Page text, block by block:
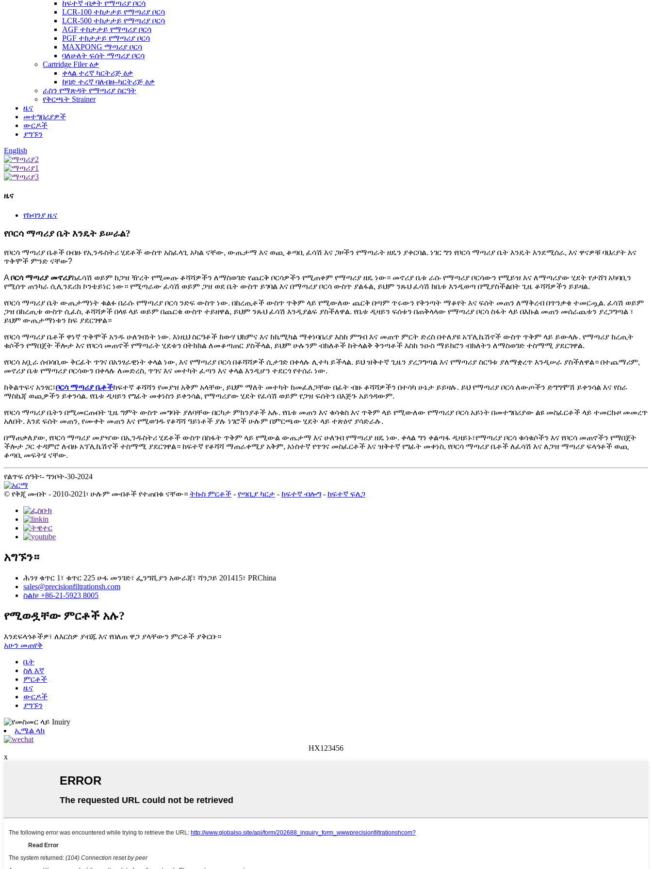
ከፍተኛ ብቃት የማጣሪያ ቦርሳ
LCR-100 ተከታታይ የማጣሪያ ቦርሳ
LCR-500 ተከታታይ የማጣሪያ ቦርሳ
AGF ተከታታይ የማጣሪያ ቦርሳ
PGF ተከታታይ የማጣሪያ ቦርሳ
MAXPONG ማጣሪያ ቦርሳ
ባለሁለት ፍሰት ማጣሪያ ቦርሳ
Cartridge Filer ዕቃ
ቀላል ተረኛ ካርትሪጅ ዕቃ
ከባድ ተረኛ ባለብዙ-ካርትሪጅ ዕቃ
ራስን የማጽዳት የማጣሪያ ስርዓት
የቅርጫት Strainer
ዜና
መተግበሪያዎች
ውርዶች
ያግኙን
English
ዜና
የኩባንያ ዜና
የቦርሳ ማጣሪያ ቤት እንዴት ይሠራል?
የቦርሳ ማጣሪያ ቤቶች በብዙ የኢንዱስትሪ ሂደቶች ውስጥ አስፈላጊ አካል ናቸው, ውጤታማ እና ወጪ ቆጣቢ ፈሳሽ እና ጋዞችን የማጣራት ዘዴን ያቀርባል. ነገር ግን የቦርሳ ማጣሪያ ቤት እንዴት እንደሚሰራ, እና ዋናዎቹ ባህሪያት እና
ጥቅሞች ምንድ ናቸው?
Aቦርሳ ማጣሪያ መኖሪያከፈሳሽ ወይም ከጋዝ ዥረት የሚመጡ ቆሻሻዎችን ለማስወገድ የጨርቅ ቦርሳዎችን የሚጠቀም የማጣሪያ ዘዴ ነው። መኖሪያ ቤቱ ራሱ የማጣሪያ ቦርሳውን የሚይዝ እና ለማጣሪያው ሂደት የታሸገ አካባቢን
የሚሰጥ ጠንካራ ሲሊንደሪክ ኮንቴይነር ነው። የሚጣራው ፈሳሽ ወይም ጋዝ ወደ ቤት ውስጥ ይገባል እና በማጣሪያ ቦርሳ ውስጥ ያልፋል, ይህም ንጹህ ፈሳሽ ከቤቱ እንዲወጣ በሚያስችልበት ጊዜ ቆሻሻዎችን ይይዛል.
የቦርሳ ማጣሪያ ቤት ውጤታማነት ቁልፉ በራሱ የማጣሪያ ቦርሳ ንድፍ ውስጥ ነው. በከረጢቶች ውስጥ ጥቅም ላይ የሚውለው ጨርቅ በጣም ጥሩውን የቅንጣት ማቆየት እና ፍሰት መጠን ለማቅረብ በጥንቃቄ ተመርጧል. ፈሳሽ ወይም
ጋዝ በከረጢቱ ውስጥ ሲፈስ, ቆሻሻዎች በላዩ ላይ ወይም በጨርቁ ውስጥ ተይዘዋል, ይህም ንጹህ ፈሳሽ እንዲያልፍ ያስችለዋል. የቤቱ ዲዛይን ፍሰቱን በጠቅላላው የማጣሪያ ቦርሳ ስፋት ላይ በእኩል መጠን መሰራጨቱን ያረጋግጣል ፣
ይህም ውጤታማነቱን ከፍ ያደርገዋል።
የቦርሳ ማጣሪያ ቤቶች ዋነኛ ጥቅሞች አንዱ ሁለገብነት ነው. እነዚህ ስርዓቶች ከውሃ ህክምና እና ከኬሚካል ማቀነባበሪያ እስከ ምግብ እና መጠጥ ምርት ድረስ በተለያዩ አፕሊኬሽኖች ውስጥ ጥቅም ላይ ይውላሉ. የማጣሪያ ከረጢት
ቁሶችን የማበጀት ችሎታ እና የቦርሳ መጠኖች የማጣራት ሂደቱን በትክክል ለመቆጣጠር ያስችላል, ይህም ሁሉንም ብክለቶች ከትላልቅ ቅንጣቶች እስከ ንዑስ ማይክሮን ብክለትን ለማስወገድ ተስማሚ ያደርገዋል.
የቦርሳ አቧራ ሰብሳቢው ቅርፊት ጥገና በአንፃራዊነት ቀላል ነው, እና የማጣሪያ ቦርሳ በቆሻሻዎች ሲታገድ በቀላሉ ሊተካ ይችላል. ይህ ዝቅተኛ ጊዜን ያረጋግጣል እና የማጣሪያ ስርዓቱ ያለማቋረጥ እንዲሠራ ያስችለዋል። በተጨማሪም,
መኖሪያ ቤቱ የማጣሪያ ቦርሳውን በቀላሉ ለመድረስ, ጥገና እና መተካት ፈጣን እና ቀላል እንዲሆን ተደርጎ የተሰራ ነው.
ከቅልጥፍና አንፃር፣ቦርሳ ማጣሪያ ቤቶችከፍተኛ ቆሻሻን የመያዝ አቅም አላቸው, ይህም ማለት መተካት ከመፈለጋቸው በፊት ብዙ ቆሻሻዎችን በተሳካ ሁኔታ ይይዛሉ. ይህ የማጣሪያ ቦርሳ ለውጦችን ድግግሞሽ ይቀንሳል እና የስራ
ማስኬጃ ወጪዎችን ይቀንሳል. የቤቱ ዲዛይን የግፊት መቀነስን ይቀንሳል, የማጣሪያው ሂደት የፈሳሽ ወይም የጋዝ ፍሰትን በእጅጉ አይጎዳውም.
የቦርሳ ማጣሪያ ቤትን በሚመርጡበት ጊዜ ግምት ውስጥ መግባት ያለባቸው በርካታ ምክንያቶች አሉ. የቤቱ መጠን እና ቁሳቁስ እና ጥቅም ላይ የሚውለው የማጣሪያ ቦርሳ አይነት በመተግበሪያው ልዩ መስፈርቶች ላይ ተመርኩዞ መመረጥ
አለበት. እንደ ፍሰት መጠን, የሙቀት መጠን እና የሚወገዱ የቆሻሻ ዓይነቶች ያሉ ነገሮች ሁሉም በምርጫው ሂደት ላይ ተጽዕኖ ያሳድራሉ.
በማጠቃለያው, የቦርሳ ማጣሪያ መያዣው በኢንዱስትሪ ሂደቶች ውስጥ በስፋት ጥቅም ላይ የሚውል ውጤታማ እና ሁለገብ የማጣሪያ ዘዴ ነው. ቀላል ግን ቀልጣፋ ዲዛይኑ፣የማጣሪያ ቦርሳ ቁሳቁሶችን እና የቦርሳ መጠኖችን የማበጀት
ችሎታ ጋር ተዳምሮ ለብዙ አፕሊኬሽኖች ተስማሚ ያደርገዋል። ከፍተኛ የቆሻሻ ማጠራቀሚያ አቅም, አነስተኛ የጥገና መስፈርቶች እና ዝቅተኛ የግፊት መቀነስ, የቦርሳ ማጣሪያ ቤቶች ለፈሳሽ እና ለጋዝ ማጣሪያ ፍላጎቶች ወጪ
ቆጣቢ መፍትሄ ናቸው.
የልጥፍ ሰዓት፡- ግንቦት-30-2024
© የቅጂ መብት - 2010-2021፡ ሁሉም መብቶች የተጠበቁ ናቸው። ትኩስ ምርቶች - የጣቢያ ካርታ - ከፍተኛ ብሎግ - ከፍተኛ ፍለጋ
አግኙን።
ሕንፃ ቁጥር 1፣ ቁጥር 225 ሁፋ መንገድ፣ ፌንግሺያን አውራጃ፣ ሻንጋይ 201415፣ PRChina
sales@precisionfiltrationsh.com
ስልክ፡ +86-21-5923 8005
የሚወዷቸው ምርቶች አሉ?
እንደፍላጎቶችዎ፣ ለእርስዎ ያብጁ እና የበለጠ ዋጋ ያላቸውን ምርቶች ያቅርቡ።
አሁን መጠየቅ
ቤት
ስለ እኛ
ምርቶች
ዜና
ውርዶች
ያግኙን
ኢሜል ላክ
HX123456
x